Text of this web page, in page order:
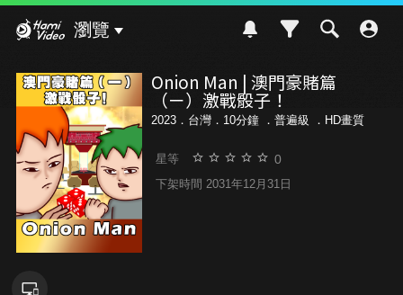
瀏覽
Onion Man | 澳門豪賭篇
（ㄧ）激戰骰子！
2023．台灣．10分鐘 ． 普遍級 ．HD畫質
星等 0
下架時間 2031年12月31日